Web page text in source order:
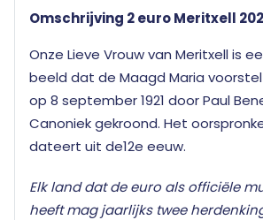
Omschrijving 2 euro Meritxell
Onze Lieve Vrouw van Meritxell is
beeld dat de Maagd Maria
op 8 september 1921 door Paul
Canoniek gekroond. Het
dateert uit de12e eeuw.
Elk land dat de euro als officiële
heeft mag jaarlijks twee